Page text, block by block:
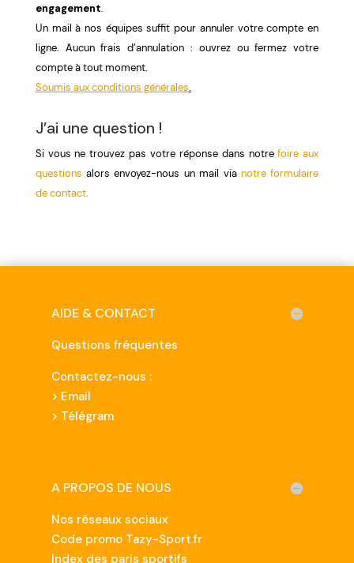
engagement.
Un mail à nos équipes suffit pour annuler votre compte en
ligne. Aucun frais d’annulation : ouvrez ou fermez votre
compte à tout moment.
Soumis aux conditions générales.
J’ai une question !
Si vous ne trouvez pas votre réponse dans notrefoire aux
questions alors envoyez-nous un mail via notre formulaire
de contact.
AIDE & CONTACT
Questions fréquentes
Contactez-nous :
> Email
> Télégram
A PROPOS DE NOUS
Nos réseaux sociaux
Code promo Tazy-Sport.fr
Index des paris sportifs